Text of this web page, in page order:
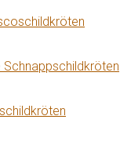
Schnappschildkröten